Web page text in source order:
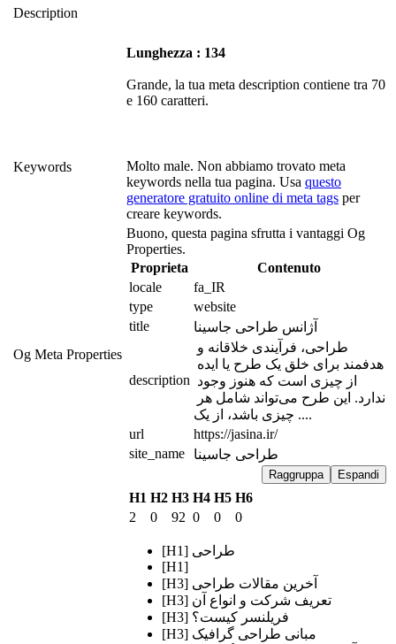
Description
Lunghezza : 134
Grande, la tua meta description contiene tra 70
e 160 caratteri.
Keywords
Molto male. Non abbiamo trovato meta
keywords nella tua pagina. Usa questo
generatore gratuito online di meta tags per
creare keywords.
Og Meta Properties
Buono, questa pagina sfrutta i vantaggi Og
Properties.
Proprieta
Contenuto
locale
fa_IR
type
website
title
آژانس طراحی جاسینا
description
چیزی باشد، از یک ....
url
https://jasina.ir/
site_name
طراحی جاسینا
Espandi
Raggruppa
H1 H2 H3 H4 H5 H6
2
0 92 0 0 0
[H1]
[H3] آخرین مقالات طراحی
[H3] تعریف شرکت و انواع آن
[H3] فریلنسر کیست؟
[H3] مبانی طراحی گرافیک